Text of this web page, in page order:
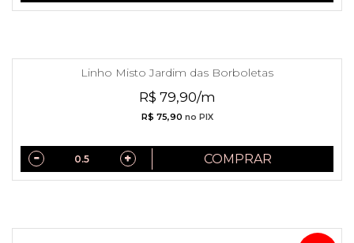
Linho Misto Jardim das Borboletas
R$ 79,90/m
R$ 75,90 no PIX
COMPRAR